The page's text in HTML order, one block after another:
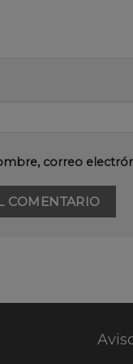
correo